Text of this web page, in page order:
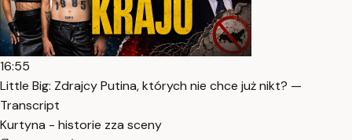
16:55
Little Big: Zdrajcy Putina, których nie chce już nikt? —
Transcript
Kurtyna - historie zza sceny